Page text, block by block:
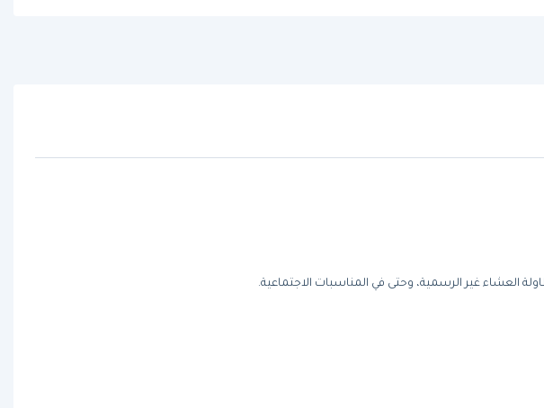
العشاء غير الرسمية، وحتى في المناسبات الاجتماعية.